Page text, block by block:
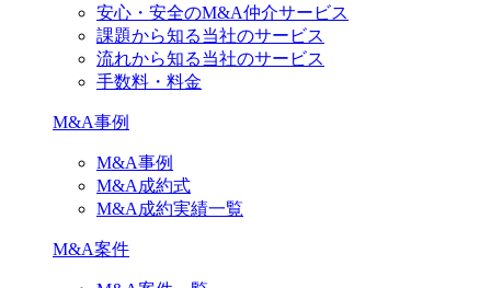
安心・安全のM&A仲介サービス
課題から知る当社のサービス
流れから知る当社のサービス
手数料・料金
M&A事例
M&A事例
M&A成約式
M&A成約実績一覧
M&A案件